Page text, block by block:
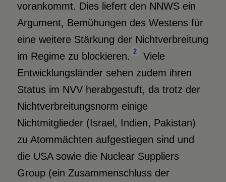
vorankommt. Dies liefert den NNWS ein
Argument, Bemühungen des Westens für
eine weitere Stärkung der Nichtverbreitung
im Regime zu blockieren. 2
Viele
Entwicklungsländer sehen zudem ihren
Status im NVV herabgestuft, da trotz der
Nichtverbreitungsnorm einige
Nichtmitglieder (Israel, Indien, Pakistan)
zu Atommächten aufgestiegen sind und
die USA sowie die Nuclear Suppliers
Group (ein Zusammenschluss der